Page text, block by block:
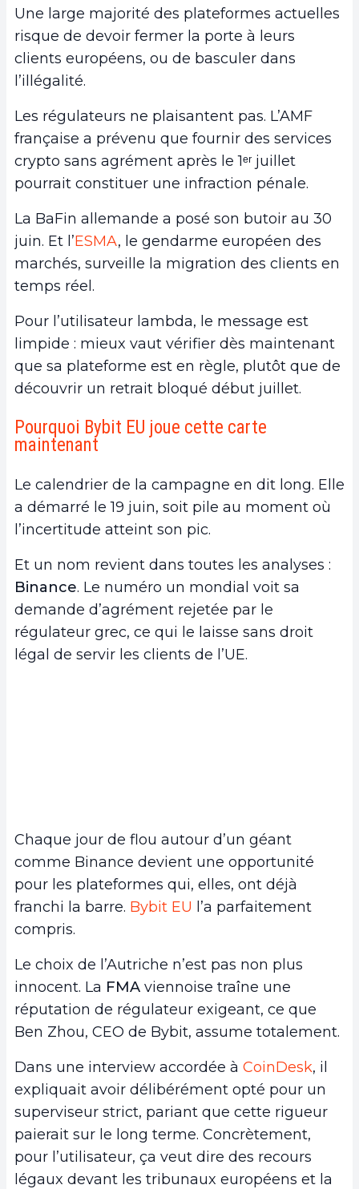
Une large majorité des plateformes actuelles
risque de devoir fermer la porte à leurs
clients européens, ou de basculer dans
l’illégalité.
Les régulateurs ne plaisantent pas. L’AMF
française a prévenu que fournir des services
crypto sans agrément après le 1ᵉʳ juillet
pourrait constituer une infraction pénale.
La BaFin allemande a posé son butoir au 30
juin. Et l’ESMA, le gendarme européen des
marchés, surveille la migration des clients en
temps réel.
Pour l’utilisateur lambda, le message est
limpide : mieux vaut vérifier dès maintenant
que sa plateforme est en règle, plutôt que de
découvrir un retrait bloqué début juillet.
Pourquoi Bybit EU joue cette carte
maintenant
Le calendrier de la campagne en dit long. Elle
a démarré le 19 juin, soit pile au moment où
l’incertitude atteint son pic.
Et un nom revient dans toutes les analyses :
Binance. Le numéro un mondial voit sa
demande d’agrément rejetée par le
régulateur grec, ce qui le laisse sans droit
légal de servir les clients de l’UE.
Chaque jour de flou autour d’un géant
comme Binance devient une opportunité
pour les plateformes qui, elles, ont déjà
franchi la barre. Bybit EU l’a parfaitement
compris.
Le choix de l’Autriche n’est pas non plus
innocent. La FMA viennoise traîne une
réputation de régulateur exigeant, ce que
Ben Zhou, CEO de Bybit, assume totalement.
Dans une interview accordée à CoinDesk, il
expliquait avoir délibérément opté pour un
superviseur strict, pariant que cette rigueur
paierait sur le long terme. Concrètement,
pour l’utilisateur, ça veut dire des recours
légaux devant les tribunaux européens et la